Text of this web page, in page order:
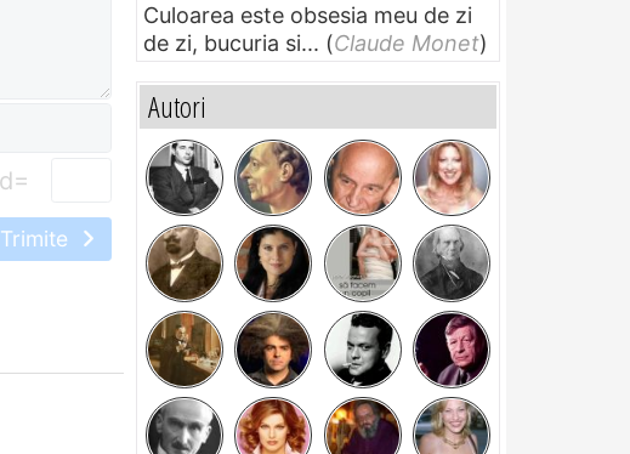
=
Trimite
Culoarea este obsesia meu de zi
de zi, bucuria si... (Claude Monet)
Autori